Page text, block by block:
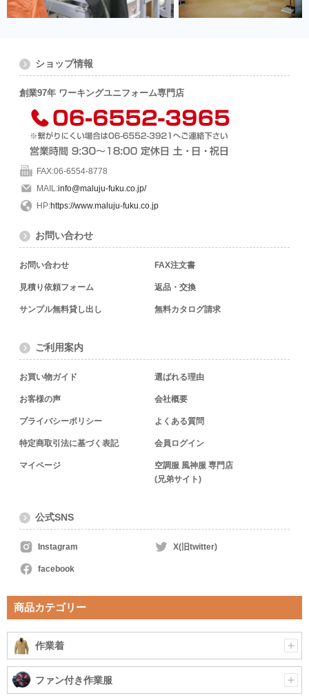
ショップ情報
創業97年 ワーキングユニフォーム専門店
FAX:06-6554-8778
MAIL:info@maluju-fuku.co.jp/
HP:https://www.maluju-fuku.co.jp
お問い合わせ
お問い合わせ FAX注文書
見積り依頼フォーム 返品・交換
サンプル無料貸し出し 無料カタログ請求
ご利用案内
お買い物ガイド 選ばれる理由
お客様の声 会社概要
プライバシーポリシー よくある質問
特定商取引法に基づく表記 会員ログイン
マイページ
空調服 風神服 専門店
(兄弟サイト)
公式SNS
Instagram X(旧twitter)
facebook
商品カテゴリー
作業着
ファン付き作業服